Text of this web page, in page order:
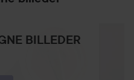
BILLEDER